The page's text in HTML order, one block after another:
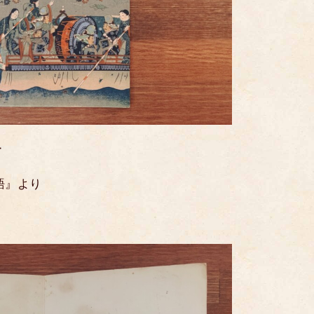
より